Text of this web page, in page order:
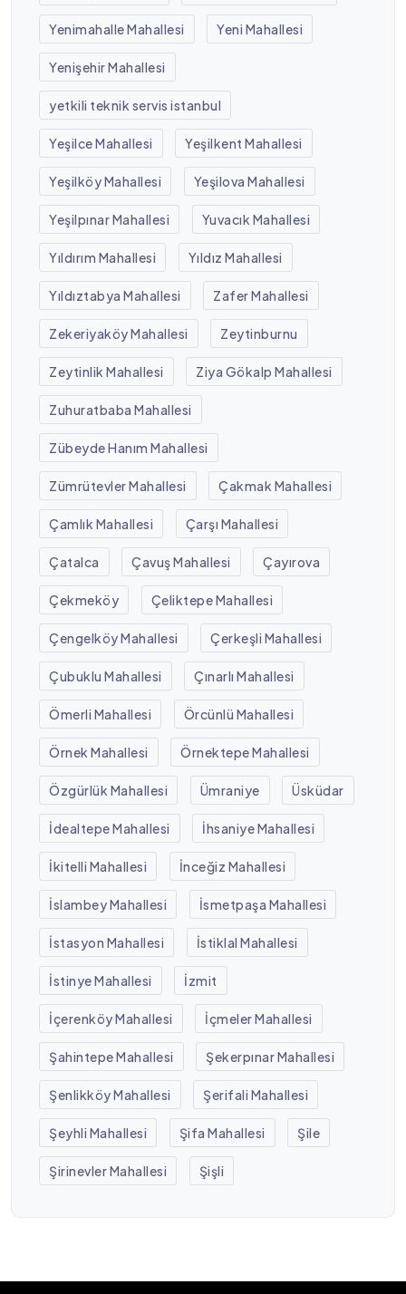
Yenimahalle Mahallesi Yeni Mahallesi
Yenişehir Mahallesi
yetkili teknik servis istanbul
Yeşilce Mahallesi Yeşilkent Mahallesi
Yeşilköy Mahallesi Yeşilova Mahallesi
Yeşilpınar Mahallesi Yuvacık Mahallesi
Yıldırım Mahallesi Yıldız Mahallesi
Yıldıztabya Mahallesi Zafer Mahallesi
Zekeriyaköy Mahallesi Zeytinburnu
Zeytinlik Mahallesi Ziya Gökalp Mahallesi
Zuhuratbaba Mahallesi
Zübeyde Hanım Mahallesi
Zümrütevler Mahallesi Çakmak Mahallesi
Çamlık Mahallesi Çarşı Mahallesi
Çatalca Çavuş Mahallesi Çayırova
Çekmeköy Çeliktepe Mahallesi
Çengelköy Mahallesi Çerkeşli Mahallesi
Çubuklu Mahallesi Çınarlı Mahallesi
Ömerli Mahallesi Örcünlü Mahallesi
Örnek Mahallesi Örnektepe Mahallesi
Özgürlük Mahallesi Ümraniye Üsküdar
İdealtepe Mahallesi İhsaniye Mahallesi
İkitelli Mahallesi İnceğiz Mahallesi
İslambey Mahallesi İsmetpaşa Mahallesi
İstasyon Mahallesi İstiklal Mahallesi
İstinye Mahallesi İzmit
İçerenköy Mahallesi İçmeler Mahallesi
Şahintepe Mahallesi Şekerpınar Mahallesi
Şenlikköy Mahallesi Şerifali Mahallesi
Şeyhli Mahallesi Şifa Mahallesi Şile
Şirinevler Mahallesi Şişli